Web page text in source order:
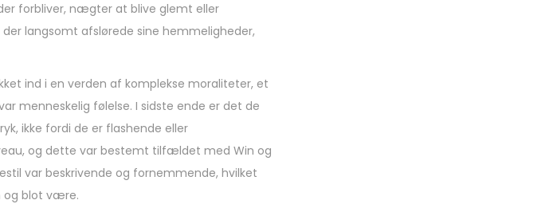
forbliver, nægter at blive glemt eller
langsomt afslørede sine hemmeligheder,
ind i en verden af komplekse moraliteter, et
menneskelig følelse. I sidste ende er det de
ikke fordi de er flashende eller
og dette var bestemt tilfældet med Win og
var beskrivende og fornemmende, hvilket
og blot være.